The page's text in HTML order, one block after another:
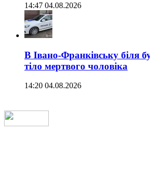
14:47 04.08.2026
В Івано-Франківську біля
тіло мертвого чоловіка
14:20 04.08.2026